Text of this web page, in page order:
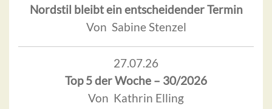
Nordstil bleibt ein entscheidender Termin
Von Sabine Stenzel
27.07.26
Top 5 der Woche – 30/2026
Von Kathrin Elling